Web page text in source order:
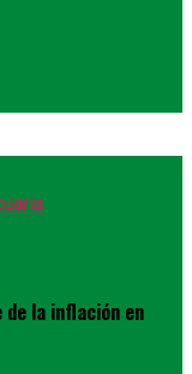
de la inflación en